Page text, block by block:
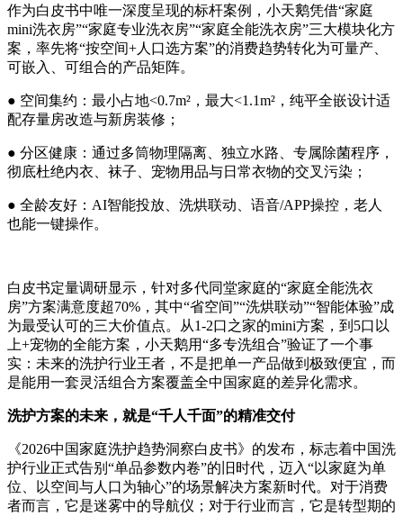
作为白皮书中唯一深度呈现的标杆案例，小天鹅凭借“家庭
mini洗衣房”“家庭专业洗衣房”“家庭全能洗衣房”三大模块化方
案，率先将“按空间+人口选方案”的消费趋势转化为可量产、
可嵌入、可组合的产品矩阵。
● 空间集约：最小占地<0.7m²，最大<1.1m²，纯平全嵌设计适
配存量房改造与新房装修；
● 分区健康：通过多筒物理隔离、独立水路、专属除菌程序，
彻底杜绝内衣、袜子、宠物用品与日常衣物的交叉污染；
● 全龄友好：AI智能投放、洗烘联动、语音/APP操控，老人
也能一键操作。
白皮书定量调研显示，针对多代同堂家庭的“家庭全能洗衣
房”方案满意度超70%，其中“省空间”“洗烘联动”“智能体验”成
为最受认可的三大价值点。从1-2口之家的mini方案，到5口以
上+宠物的全能方案，小天鹅用“多专洗组合”验证了一个事
实：未来的洗护行业王者，不是把单一产品做到极致便宜，而
是能用一套灵活组合方案覆盖全中国家庭的差异化需求。
洗护方案的未来，就是“千人千面”的精准交付
《2026中国家庭洗护趋势洞察白皮书》的发布，标志着中国洗
护行业正式告别“单品参数内卷”的旧时代，迈入“以家庭为单
位、以空间与人口为轴心”的场景解决方案新时代。对于消费
者而言，它是迷雾中的导航仪；对于行业而言，它是转型期的